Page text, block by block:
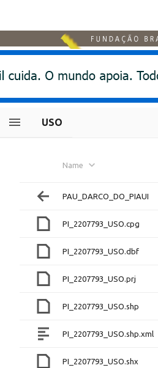
USO
Name
PAU_DARCO_DO_PIAUI
PI_2207793_USO.cpg
PI_2207793_USO.dbf
PI_2207793_USO.prj
PI_2207793_USO.shp
PI_2207793_USO.shp.xml
PI_2207793_USO.shx